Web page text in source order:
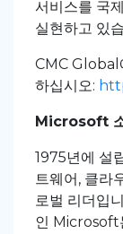
서비스를 국
실현하고 있
CMC Global
하십시오:
Microsoft
1975년에 설
트웨어, 클라
로벌 리더입
인 Microsoft